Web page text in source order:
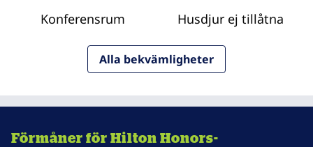
Konferensrum Husdjur ej tillåtna
Alla bekvämligheter
Förmåner för Hilton Honors-